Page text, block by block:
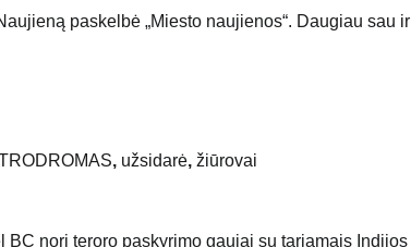
paskelbė „Miesto naujienos“. Daugiau sau ir
, užsidarė, žiūrovai
BC nori teroro paskyrimo gaujai su tariamais Indijos